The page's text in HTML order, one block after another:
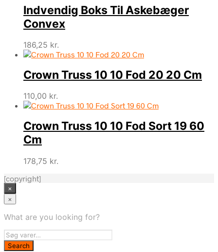
Indvendig Boks Til Askebæger
Convex
186,25 kr.
Crown Truss 10 10 Fod 20 20 Cm
110,00 kr.
Crown Truss 10 10 Fod Sort 19 60
Cm
178,75 kr.
[copyright]
×
×
What are you looking for?